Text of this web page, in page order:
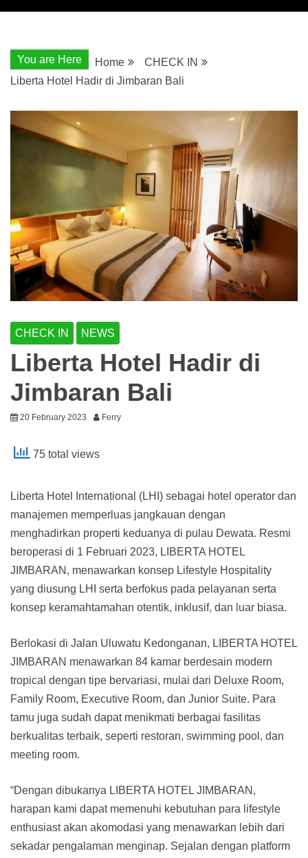
You are Here Home
CHECK IN
Liberta Hotel Hadir di Jimbaran Bali
CHECK IN NEWS
Liberta Hotel Hadir di
Jimbaran Bali
20 February 2023 Ferry
75 total views
Liberta Hotel International (LHI) sebagai hotel operator dan
manajemen memperluas jangkauan dengan
menghadirkan properti keduanya di pulau Dewata. Resmi
beroperasi di 1 Februari 2023, LIBERTA HOTEL
JIMBARAN, menawarkan konsep Lifestyle Hospitality
yang diusung LHI serta berfokus pada pelayanan serta
konsep keramahtamahan otentik, inklusif, dan luar biasa.
Berlokasi di Jalan Uluwatu Kedonganan, LIBERTA HOTEL
JIMBARAN menawarkan 84 kamar berdesain modern
tropical dengan tipe bervariasi, mulai dari Deluxe Room,
Family Room, Executive Room, dan Junior Suite. Para
tamu juga sudah dapat menikmati berbagai fasilitas
berkualitas terbaik, seperti restoran, swimming pool, dan
meeting room.
“Dengan dibukanya LIBERTA HOTEL JIMBARAN,
harapan kami dapat memenuhi kebutuhan para lifestyle
enthusiast akan akomodasi yang menawarkan lebih dari
sekadar pengalaman menginap. Sejalan dengan platform